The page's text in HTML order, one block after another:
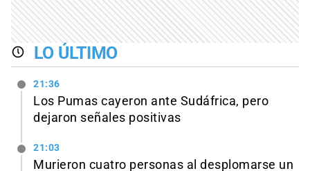
LO ÚLTIMO
21:36
Los Pumas cayeron ante Sudáfrica, pero
dejaron señales positivas
21:03
Murieron cuatro personas al desplomarse un